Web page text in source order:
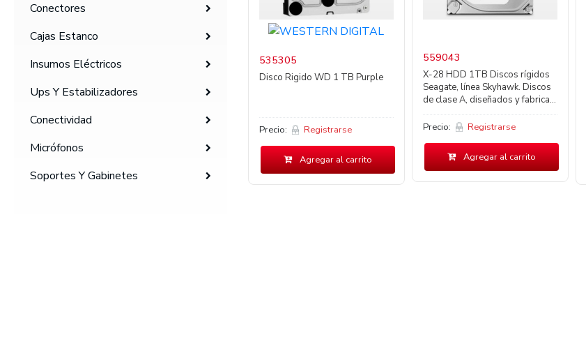
Conectores
Cajas Estanco
Insumos Eléctricos
Ups Y Estabilizadores
Conectividad
Micrófonos
Soportes Y Gabinetes
535305
Disco Rigido WD 1 TB Purple
Precio: Registrarse
Agregar al carrito
559043
X-28 HDD 1TB Discos rígidos
Seagate, línea Skyhawk. Discos
de clase A, diseñados y fabrica...
Precio: Registrarse
Agregar al carrito